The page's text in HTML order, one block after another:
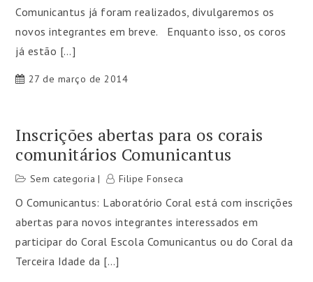
Comunicantus já foram realizados, divulgaremos os
novos integrantes em breve. Enquanto isso, os coros
já estão […]
27 de março de 2014
Inscrições abertas para os corais
comunitários Comunicantus
Sem categoria Filipe Fonseca
O Comunicantus: Laboratório Coral está com inscrições
abertas para novos integrantes interessados em
participar do Coral Escola Comunicantus ou do Coral da
Terceira Idade da […]